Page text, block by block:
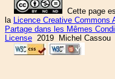
Cette page
la Licence Creative Commons
Partage dans les Mêmes
License 2019 Michel Cassou